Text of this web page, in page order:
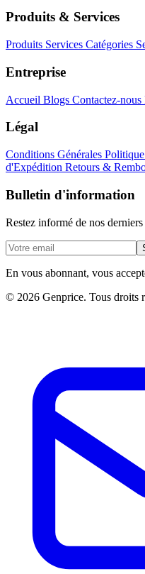
Produits & Services
Produits Services Catégories
Entreprise
Accueil Blogs Contactez-nous
Légal
Conditions Générales
d'Expédition Retours &
Bulletin d'information
Restez informé de nos
En vous abonnant, vous
© 2026 Genprice. Tous droits